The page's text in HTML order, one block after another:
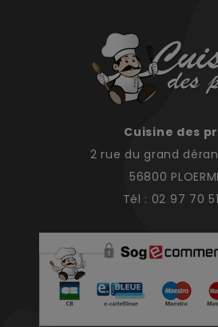
Cuisine des
2 rue du grand
56800
Tél : 02 97 70